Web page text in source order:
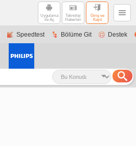
Uygulama
ile Aç
Teknoloji
Haberleri
Giriş ve
Kayıt
Speedtest Bölüme Git Destek